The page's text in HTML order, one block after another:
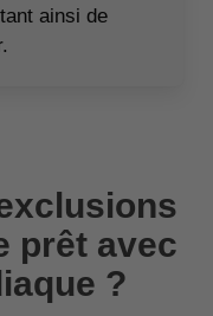
ainsi de
prêt avec
?